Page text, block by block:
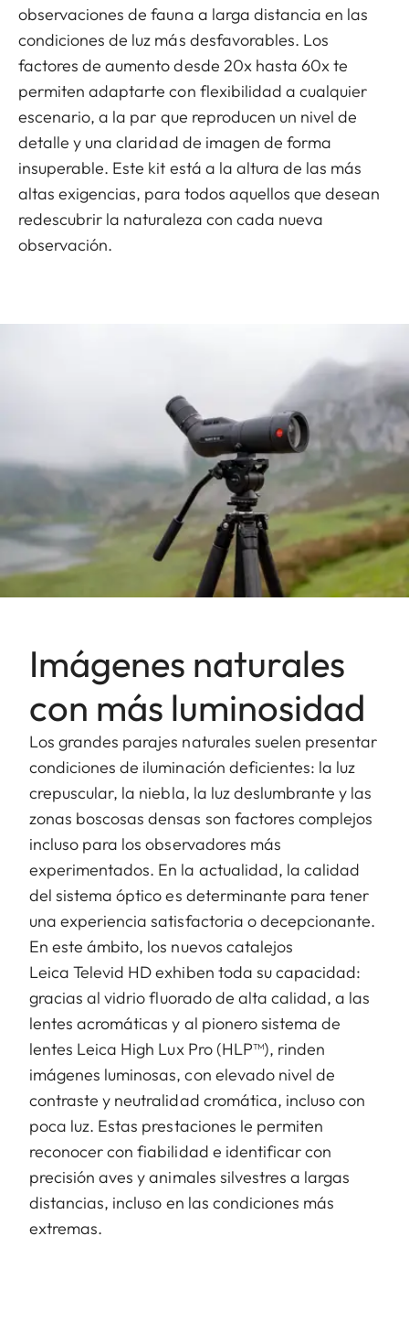
observaciones de fauna a larga distancia en las
condiciones de luz más desfavorables. Los
factores de aumento desde 20x hasta 60x te
permiten adaptarte con flexibilidad a cualquier
escenario, a la par que reproducen un nivel de
detalle y una claridad de imagen de forma
insuperable. Este kit está a la altura de las más
altas exigencias, para todos aquellos que desean
redescubrir la naturaleza con cada nueva
observación.
Imágenes naturales
con más luminosidad
Los grandes parajes naturales suelen presentar
condiciones de iluminación deficientes: la luz
crepuscular, la niebla, la luz deslumbrante y las
zonas boscosas densas son factores complejos
incluso para los observadores más
experimentados. En la actualidad, la calidad
del sistema óptico es determinante para tener
una experiencia satisfactoria o decepcionante.
En este ámbito, los nuevos catalejos
Leica Televid HD exhiben toda su capacidad:
gracias al vidrio fluorado de alta calidad, a las
lentes acromáticas y al pionero sistema de
lentes Leica High Lux Pro (HLP™), rinden
imágenes luminosas, con elevado nivel de
contraste y neutralidad cromática, incluso con
poca luz. Estas prestaciones le permiten
reconocer con fiabilidad e identificar con
precisión aves y animales silvestres a largas
distancias, incluso en las condiciones más
extremas.